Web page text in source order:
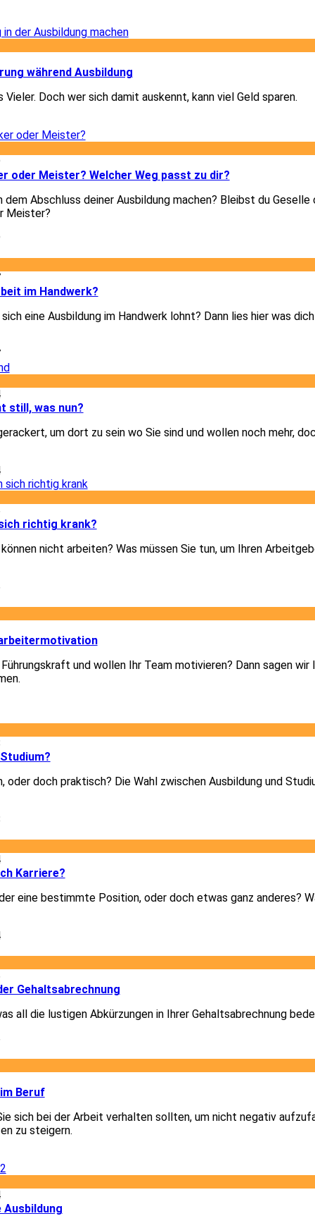
während Ausbildung
Vieler. Doch wer sich damit auskennt, kann viel Geld sparen.
oder Meister? Welcher Weg passt zu dir?
dem Abschluss deiner Ausbildung machen? Bleibst du Geselle
Meister?
im Handwerk?
eine Ausbildung im Handwerk lohnt? Dann lies hier was
still, was nun?
um dort zu sein wo Sie sind und wollen noch mehr,
richtig krank?
nicht arbeiten? Was müssen Sie tun, um Ihren
und wollen Ihr Team motivieren? Dann sagen wir
oder doch praktisch? Die Wahl zwischen Ausbildung und
Karriere?
eine bestimmte Position, oder doch etwas ganz anderes?
Gehaltsabrechnung
all die lustigen Abkürzungen in Ihrer Gehaltsabrechnung
Beruf
sich bei der Arbeit verhalten sollten, um nicht negativ
zu steigern.
Ausbildung